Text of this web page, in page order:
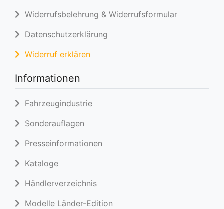
Widerrufsbelehrung & Widerrufsformular
Datenschutzerklärung
Widerruf erklären
Informationen
Fahrzeugindustrie
Sonderauflagen
Presseinformationen
Kataloge
Händlerverzeichnis
Modelle Länder-Edition